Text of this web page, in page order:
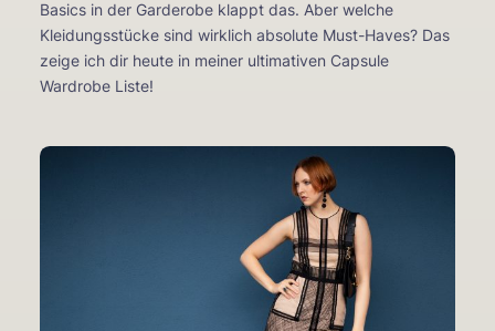
Basics in der Garderobe klappt das. Aber welche
Kleidungsstücke sind wirklich absolute Must-Haves? Das
zeige ich dir heute in meiner ultimativen Capsule
Wardrobe Liste!